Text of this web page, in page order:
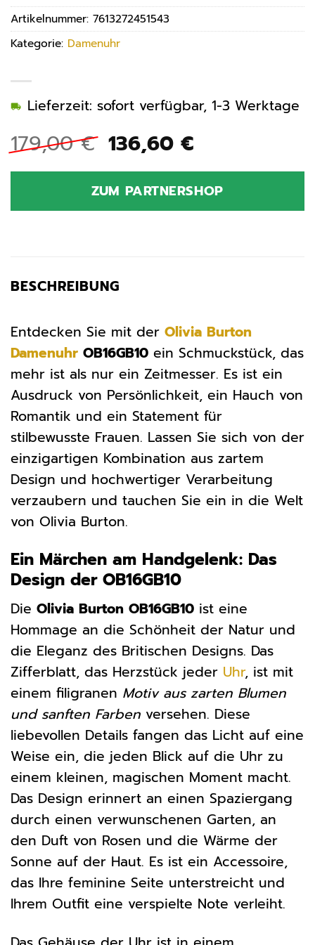
179,00€ Ursprünglicher
Preis
war:
179,00 €
136,60 €Aktueller
ist:
136,60 €.
Lieferzeit: sofort verfügbar, 1-3 Werktage
ZUM PARTNERSHOP
Artikelnummer: 7613272451543
Kategorie: Damenuhr
BESCHREIBUNG
Entdecken Sie mit der Olivia Burton
Damenuhr OB16GB10 ein Schmuckstück, das
mehr ist als nur ein Zeitmesser. Es ist ein
Ausdruck von Persönlichkeit, ein Hauch von
Romantik und ein Statement für
stilbewusste Frauen. Lassen Sie sich von der
einzigartigen Kombination aus zartem
Design und hochwertiger Verarbeitung
verzaubern und tauchen Sie ein in die Welt
von Olivia Burton.
Ein Märchen am Handgelenk: Das
Design der OB16GB10
Die Olivia Burton OB16GB10 ist eine
Hommage an die Schönheit der Natur und
die Eleganz des Britischen Designs. Das
Zifferblatt, das Herzstück jeder Uhr, ist mit
einem filigranen Motiv aus zarten Blumen
und sanften Farben versehen. Diese
liebevollen Details fangen das Licht auf eine
Weise ein, die jeden Blick auf die Uhr zu
einem kleinen, magischen Moment macht.
Das Design erinnert an einen Spaziergang
durch einen verwunschenen Garten, an
den Duft von Rosen und die Wärme der
Sonne auf der Haut. Es ist ein Accessoire,
das Ihre feminine Seite unterstreicht und
Ihrem Outfit eine verspielte Note verleiht.